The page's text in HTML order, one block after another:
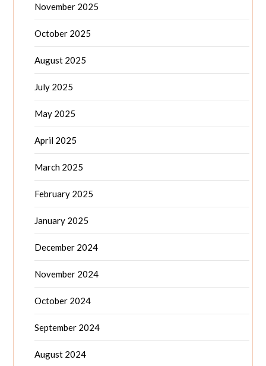
November 2025
October 2025
August 2025
July 2025
May 2025
April 2025
March 2025
February 2025
January 2025
December 2024
November 2024
October 2024
September 2024
August 2024